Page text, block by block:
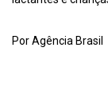
Por Agência Brasil